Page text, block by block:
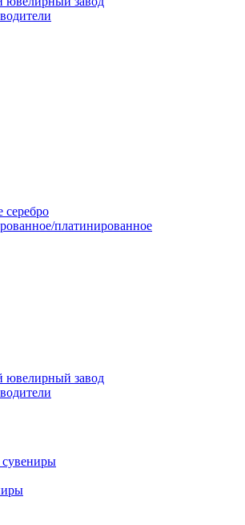
серебро
платинированное
ювелирный завод